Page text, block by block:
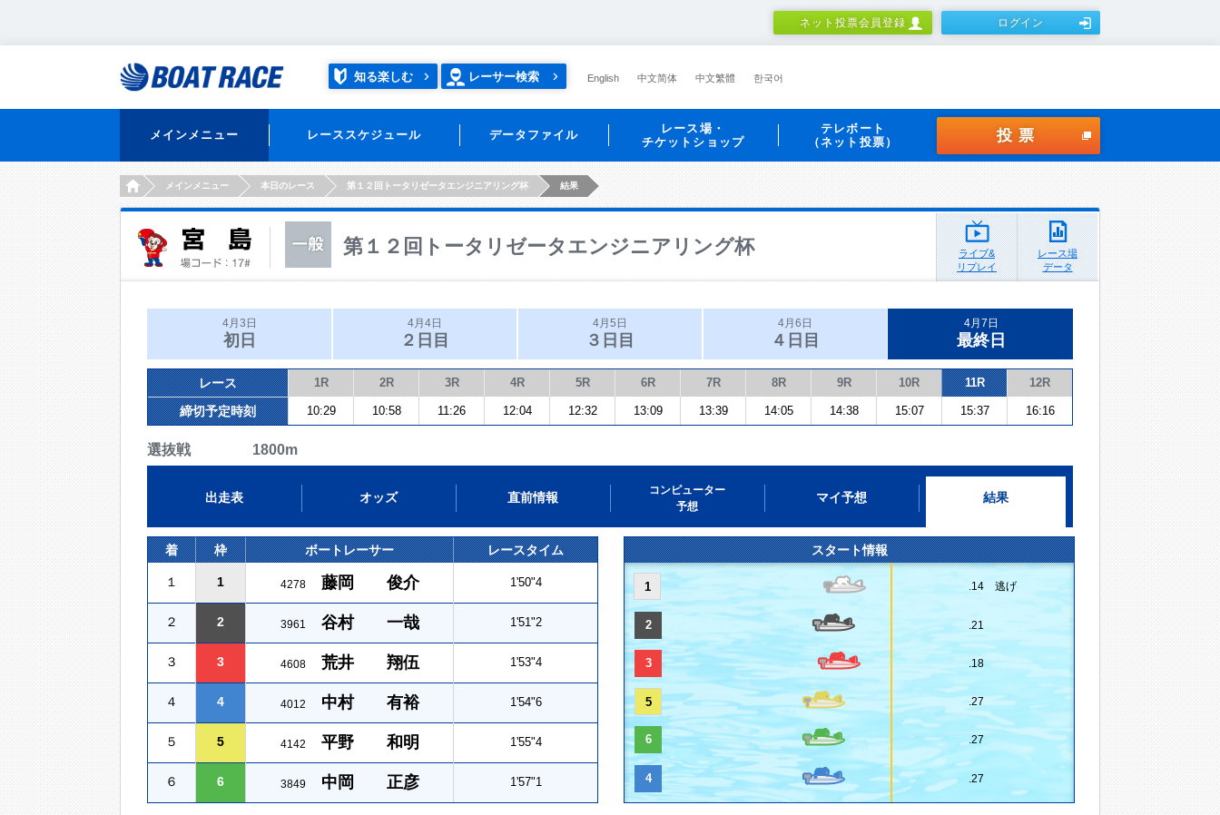
ネット投票会員登録 ログイン
知る楽しむ レーサー検索 English 中文简体 中文繁體 한국어
メインメニュー レーススケジュール データファイル
レース場・
チケットショップ
テレボート
（ネット投票）
投票
HOMEメインメニュー 本日のレース 第１２回トータリゼータエンジニアリング杯 結果
第１２回トータリゼータエンジニアリング杯
ライブ&
リプレイ
レース場
データ
4月3日
初日
4月4日
２日目
4月5日
３日目
4月6日
４日目
4月7日
最終日
レース 1R 2R 3R 4R 5R 6R 7R 8R 9R 10R 11R 12R
締切予定時刻 10:29 10:58 11:26 12:04 12:32 13:09 13:39 14:05 14:38 15:07 15:37 16:16
選抜戦 1800m
出走表 オッズ 直前情報
コンピューター
予想
マイ予想 結果
着 枠 ボートレーサー レースタイム
１ 1 4278 藤岡 俊介 1'50"4
２ 2 3961 谷村 一哉 1'51"2
３ 3 4608 荒井 翔伍 1'53"4
４ 4 4012 中村 有裕 1'54"6
５ 5 4142 平野 和明 1'55"4
６ 6 3849 中岡 正彦 1'57"1
スタート情報
1 .14 逃げ
2 .21
3 .18
5 .27
6 .27
4 .27